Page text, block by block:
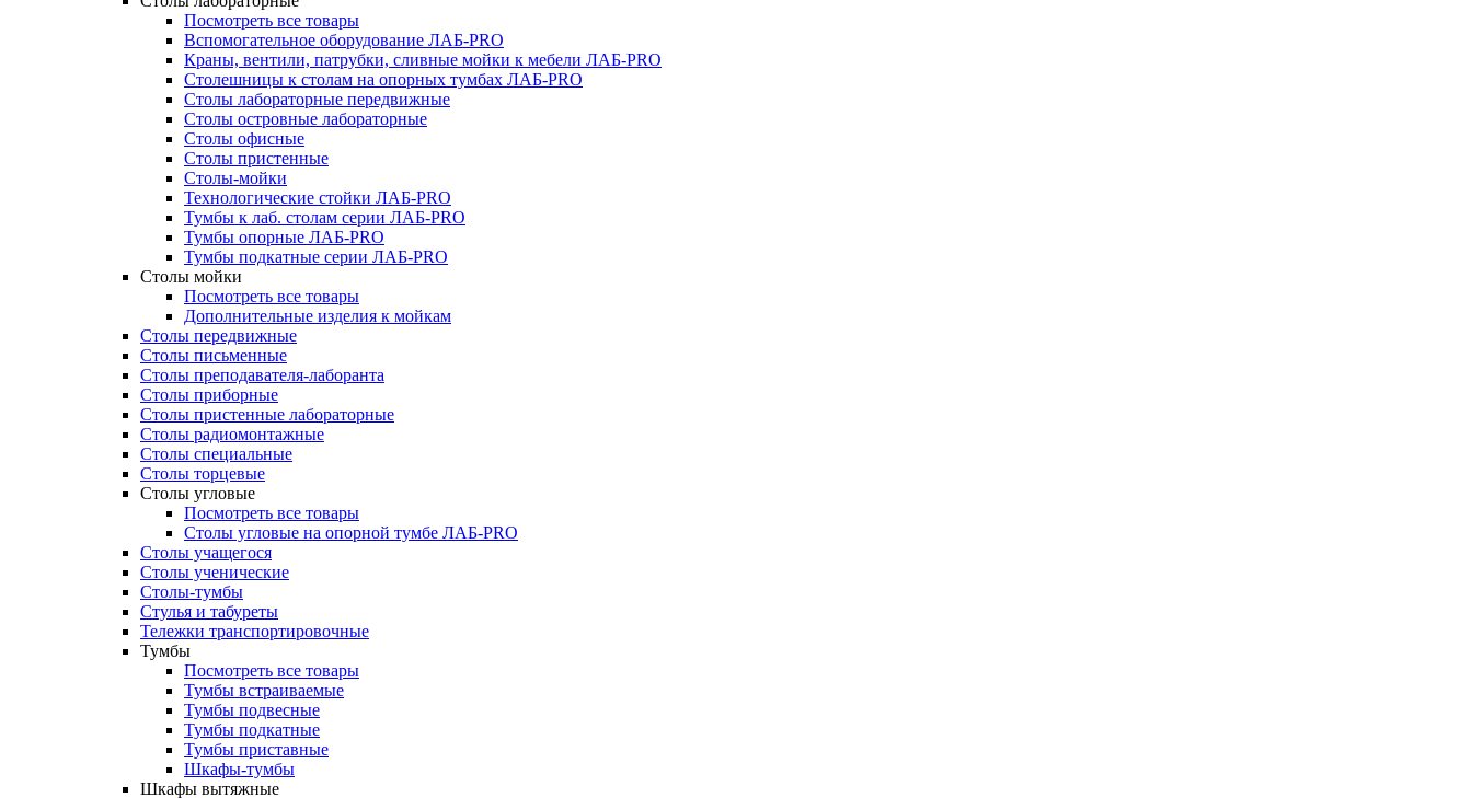
Посмотреть все товары
Вспомогательное оборудование ЛАБ-PRO
Краны, вентили, патрубки, сливные мойки к мебели ЛАБ-PRO
Столешницы к столам на опорных тумбах ЛАБ-PRO
Столы лабораторные передвижные
Столы островные лабораторные
Столы офисные
Столы пристенные
Столы-мойки
Технологические стойки ЛАБ-PRO
Тумбы к лаб. столам серии ЛАБ-PRO
Тумбы опорные ЛАБ-PRO
Тумбы подкатные серии ЛАБ-PRO
Столы мойки
Посмотреть все товары
Дополнительные изделия к мойкам
Столы передвижные
Столы письменные
Столы преподавателя-лаборанта
Столы приборные
Столы пристенные лабораторные
Столы радиомонтажные
Столы специальные
Столы торцевые
Столы угловые
Посмотреть все товары
Столы угловые на опорной тумбе ЛАБ-PRO
Столы учащегося
Столы ученические
Столы-тумбы
Стулья и табуреты
Тележки транспортировочные
Тумбы
Посмотреть все товары
Тумбы встраиваемые
Тумбы подвесные
Тумбы подкатные
Тумбы приставные
Шкафы-тумбы
Шкафы вытяжные